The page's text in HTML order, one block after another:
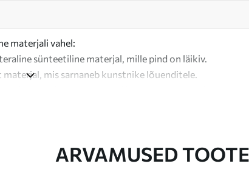
materjali vahel:
sünteetiline materjal, mille pind on läikiv.
mis sarnaneb kunstnike lõuenditele.
ARVAMUSED